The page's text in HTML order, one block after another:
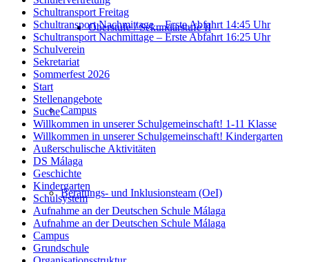
Oberstufe / Sekundarstufe II
Campus
Beratungs- und Inklusionsteam (OeI)
Schultransport Freitag
Schultransport Nachmittage – Erste Abfahrt 14:45 Uhr
Schultransport Nachmittage – Erste Abfahrt 16:25 Uhr
Schulverein
Sekretariat
Sommerfest 2026
Start
Stellenangebote
Suche
Willkommen in unserer Schulgemeinschaft! 1-11 Klasse
Willkommen in unserer Schulgemeinschaft! Kindergarten
Außerschulische Aktivitäten
DS Málaga
Geschichte
Kindergarten
Schulsystem
Aufnahme an der Deutschen Schule Málaga
Aufnahme an der Deutschen Schule Málaga
Campus
Grundschule